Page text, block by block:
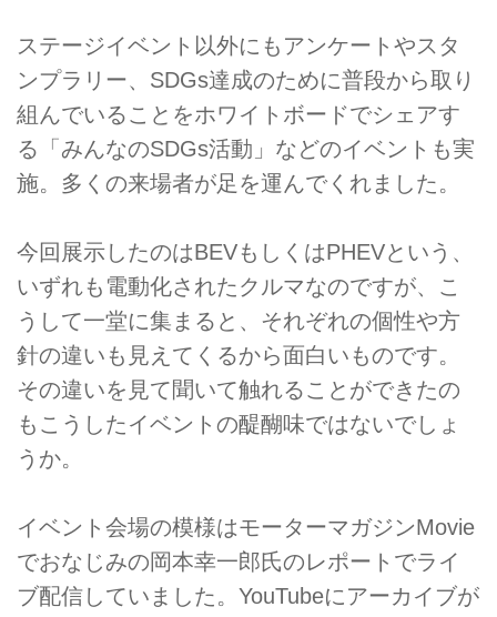
ステージイベント以外にもアンケートやスタ
ンプラリー、SDGs達成のために普段から取り
組んでいることをホワイトボードでシェアす
る「みんなのSDGs活動」などのイベントも実
施。多くの来場者が足を運んでくれました。
今回展示したのはBEVもしくはPHEVという、
いずれも電動化されたクルマなのですが、こ
うして一堂に集まると、それぞれの個性や方
針の違いも見えてくるから面白いものです。
その違いを見て聞いて触れることができたの
もこうしたイベントの醍醐味ではないでしょ
うか。
イベント会場の模様はモーターマガジンMovie
でおなじみの岡本幸一郎氏のレポートでライ
ブ配信していました。YouTubeにアーカイブが